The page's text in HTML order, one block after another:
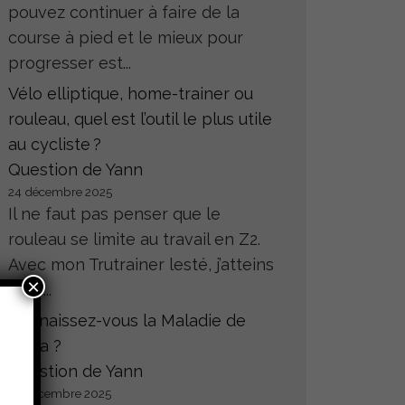
pouvez continuer à faire de la
course à pied et le mieux pour
progresser est...
Vélo elliptique, home-trainer ou
rouleau, quel est l’outil le plus utile
au cycliste ?
Question de Yann
24 décembre 2025
Il ne faut pas penser que le
rouleau se limite au travail en Z2.
Avec mon Trutrainer lesté, j’atteins
sans...
Connaissez-vous la Maladie de
Hoffa ?
Question de Yann
23 décembre 2025
×